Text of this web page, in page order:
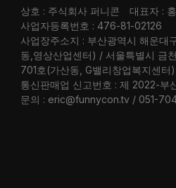
상호 : 주식회사 퍼니콘
대표자 :
사업자등록번호 : 476-81-02126
사업장주소지 : 부산광역시 해운대
동,영상산업센터) / 서울특별시 금
701호(가산동, G밸리창업복지센터)
통신판매업 신고번호 : 제 2022-부
문의 : eric@funnycon.tv / 051-